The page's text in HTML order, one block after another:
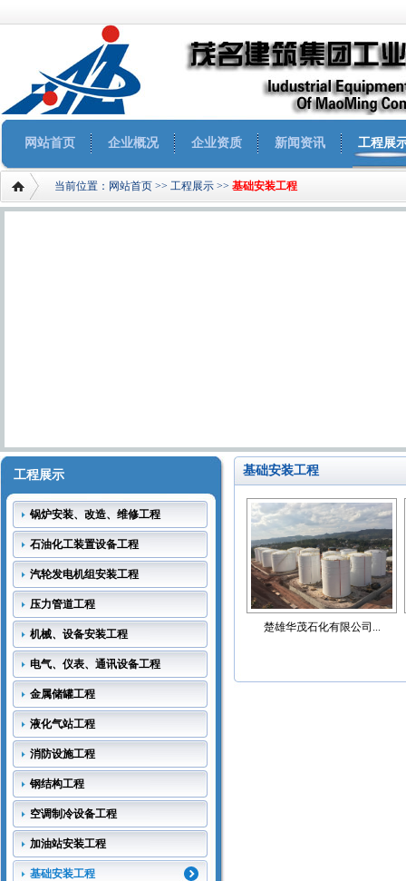
网站首页 企业概况 企业资质 新闻资讯 工程展
当前位置： 网站首页 >> 工程展示 >> 基础安装工程
工程展示
锅炉安装、改造、维修工程
石油化工装置设备工程
汽轮发电机组安装工程
压力管道工程
机械、设备安装工程
电气、仪表、通讯设备工程
金属储罐工程
液化气站工程
消防设施工程
钢结构工程
空调制冷设备工程
加油站安装工程
基础安装工程
基础安装工程
楚雄华茂石化有限公司...